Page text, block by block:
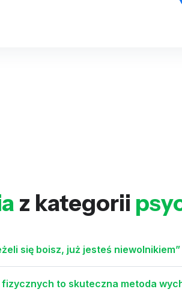
z kategorii
się boisz, już jesteś
to skuteczna metoda